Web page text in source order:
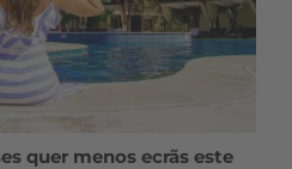
quer menos ecrãs este